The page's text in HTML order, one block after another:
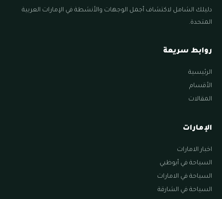
دليلك الشامل لاكتشاف أجمل الوجهات والأنشطة في الإمارات العربية
المتحدة.
روابط سريعة
الرئيسية
الأقسام
المقالات
الإمارات
اخبار الامارات
السياحة في أبوظبي
السياحة في الامارات
السياحة في الشارقة